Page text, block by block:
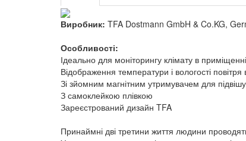
Виробник: TFA Dostmann GmbH & Co.KG,
Особливості:
Ідеально для моніторингу клімату в приміщенні
Відображення температури і вологості
Зі зйомним магнітним утримувачем для
З самоклейкою плівкою
Зареєстрований дизайн TFA
Принаймні дві третини життя людини